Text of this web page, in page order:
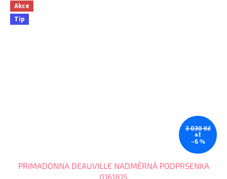
Akce
Tip
3 030 Kč
až
–6 %
PRIMADONNA DEAUVILLE NADMĚRNÁ PODPRSENKA
0161815